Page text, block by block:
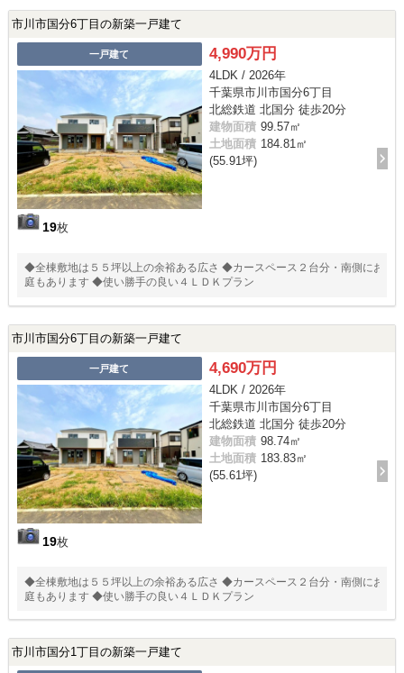
市川市国分6丁目の新築一戸建て
一戸建て
19枚
4,990万円
4LDK / 2026年
千葉県市川市国分6丁目
北総鉄道 北国分 徒歩20分
建物面積 99.57㎡
土地面積 184.81㎡
(55.91坪)
◆全棟敷地は５５坪以上の余裕ある広さ ◆カースペース２台分・南側にお
庭もあります ◆使い勝手の良い４ＬＤＫプラン
市川市国分6丁目の新築一戸建て
一戸建て
19枚
4,690万円
4LDK / 2026年
千葉県市川市国分6丁目
北総鉄道 北国分 徒歩20分
建物面積 98.74㎡
土地面積 183.83㎡
(55.61坪)
◆全棟敷地は５５坪以上の余裕ある広さ ◆カースペース２台分・南側にお
庭もあります ◆使い勝手の良い４ＬＤＫプラン
市川市国分1丁目の新築一戸建て